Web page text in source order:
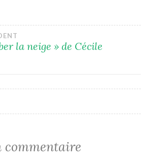
la neige » de Cécile
commentaire